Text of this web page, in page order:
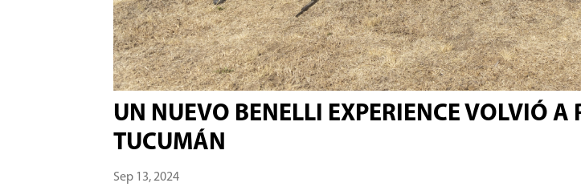
UN NUEVO BENELLI EXPERIENCE VOLVIÓ
TUCUMÁN
Sep 13, 2024